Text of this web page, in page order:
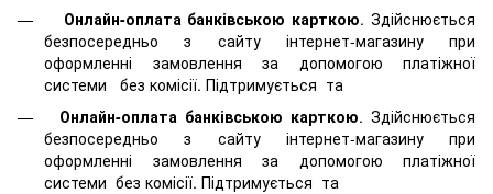
Онлайн-оплата банківською карткою. Здійснюється
безпосередньо з сайту інтернет-магазину при
оформленні замовлення за допомогою платіжної
системи
без комісії. Підтримується та
Онлайн-оплата банківською карткою. Здійснюється
безпосередньо з сайту інтернет-магазину при
оформленні замовлення за допомогою платіжної
системи без комісії. Підтримується та